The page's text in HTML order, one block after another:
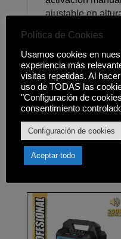
ajustable en
soporte/trípode
incluido) •
Autoamplificado
Inalámbricos - 1x
Cable de carga -
Castellano
Política de Cookies
Usamos cookies en
experiencia más
visitas repetidas. Al
uso de TODAS las
"Configuración de
consentimiento
Configuración de cookies
Aceptar todo